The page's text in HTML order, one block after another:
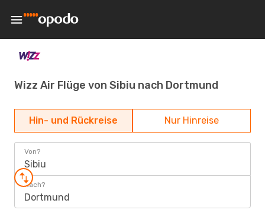
Wizz Air Flüge von Sibiu nach Dortmund
Hin- und Rückreise Nur Hinreise
Von?
Sibiu
Nach?
Dortmund